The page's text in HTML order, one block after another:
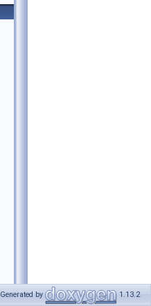
Generated by 1.13.2